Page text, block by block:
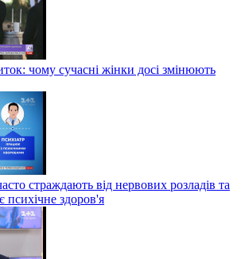
чому сучасні жінки досі змінюють
страждають від нервових розладів та
психічне здоров'я